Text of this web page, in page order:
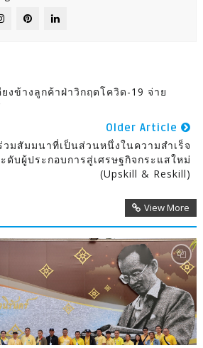
ยงข้างลูกค้าฝ่าวิกฤตโควิด-19 จ่าย
Older Article
มสัมมนาที่เป็นส่วนหนึ่งในความสำเร็จ
ดับผู้ประกอบการสู่เศรษฐกิจกระแสใหม่
(Upskill & Reskill)
View More